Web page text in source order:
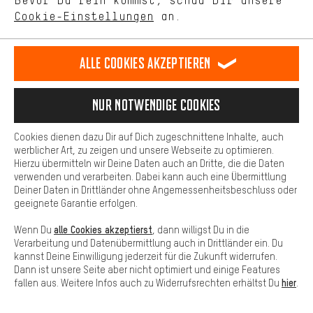
VERTRAG WIDERRUFEN Aachener Community Affiliateprogramm
Datenschutz Allgemeine Geschäftsbedingungen
Hinweisgebersystem Hinweise zur Batterieentsorgung
Cookie-Einstellungen Kontrast ändern
Alle Preise verstehen sich in Euro und exkl. MwSt zuzüglich
Versandkostenfür Lieferung nachUSA.
Cookie-Einstellungen an.
unseres Shop-Angebots.
Dein Shopping-Erlebnis wird komfortabler. Mit Komfort-Cookies
stellen wir Verknüpfungen zu Social Media Plattformen her. So
können wir dir weitere nützliche Inhalte und Informationen zur
Verfügung stellen. Zudem hast du die Möglichkeit zusätzliche
Services zu nutzen, die es dir erleichtern die richtigen Produkte zu
finden. Beispielsweise bieten wir eine Chat-Funktion an, damit
Fragen schnell und unkompliziert beantwortet werden können.
Basis
Basis-Cookies gewährleisten, dass Du unsere Webseite
grundsätzlich nutzen kannst.
Alle Cookies akzeptieren
Nur Notwendige Cookies
Cookies dienen dazu Dir auf Dich zugeschnittene Inhalte, auch
werblicher Art, zu zeigen und unsere Webseite zu optimieren.
Hierzu übermitteln wir Deine Daten auch an Dritte, die die Daten
verwenden und verarbeiten. Dabei kann auch eine Übermittlung
Deiner Daten in Drittländer ohne Angemessenheitsbeschluss oder
geeignete Garantie erfolgen.
Wenn Du alle Cookies akzeptierst , dann willigst Du in die
Verarbeitung und Datenübermittlung auch in Drittländer ein. Du
kannst Deine Einwilligung jederzeit für die Zukunft widerrufen.
Dann ist unsere Seite aber nicht optimiert und einige Features
fallen aus. Weitere Infos auch zu Widerrufsrechten erhältst Du hier